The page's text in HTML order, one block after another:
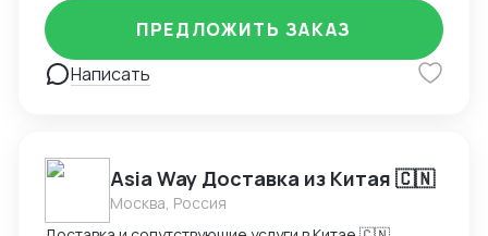
организация и внедрение ВЭД с нуля; -
консультирование и разработка стратегии
внедрения ВЭД в компанию силами заказчика; -
сопровождение международной сделки разово или
Написать
ПРЕДЛОЖИТЬ ЗАКАЗ
Asia Way Доставка из Китая 🇨🇳
Москва, Россия